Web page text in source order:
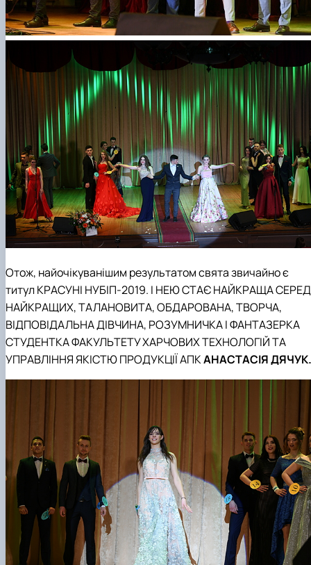
Отож, найочікуванішим результатом свята звичайно є
титул КРАСУНІ НУБІП-2019. І НЕЮ СТАЄ НАЙКРАЩА СЕРЕД
НАЙКРАЩИХ, ТАЛАНОВИТА, ОБДАРОВАНА, ТВОРЧА,
ВІДПОВІДАЛЬНА ДІВЧИНА, РОЗУМНИЧКА І ФАНТАЗЕРКА
СТУДЕНТКА ФАКУЛЬТЕТУ ХАРЧОВИХ ТЕХНОЛОГІЙ ТА
УПРАВЛІННЯ ЯКІСТЮ ПРОДУКЦІЇ АПКАНАСТАСІЯ ДЯЧУК.